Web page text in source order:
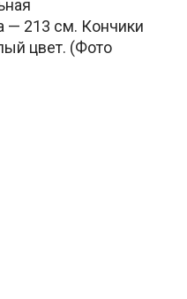
— 213 см. Кончики
цвет. (Фото